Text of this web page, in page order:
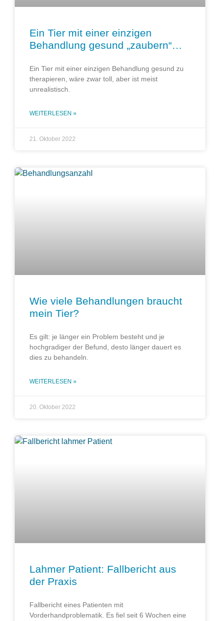
Ein Tier mit einer einzigen
Behandlung gesund „zaubern“…
Ein Tier mit einer einzigen Behandlung gesund zu
therapieren, wäre zwar toll, aber ist meist
unrealistisch.
WEITERLESEN »
21. Oktober 2022
Wie viele Behandlungen braucht
mein Tier?
Es gilt: je länger ein Problem besteht und je
hochgradiger der Befund, desto länger dauert es
dies zu behandeln.
WEITERLESEN »
20. Oktober 2022
Lahmer Patient: Fallbericht aus
der Praxis
Fallbericht eines Patienten mit
Vorderhandproblematik. Es fiel seit 6 Wochen eine